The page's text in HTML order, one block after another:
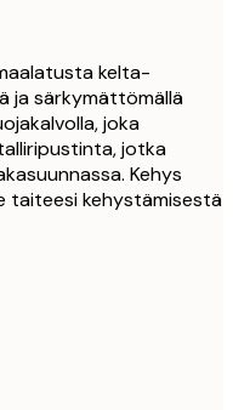
38,21 €
44,95 €
kelta-
ja särkymättömällä
joka
jotka
Kehys
taiteesi kehystämisestä